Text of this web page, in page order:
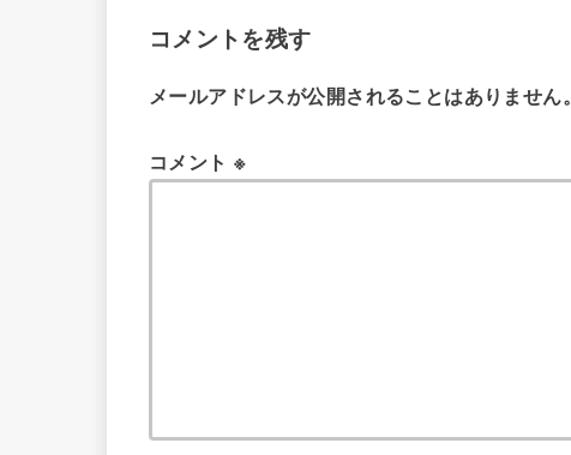
コメントを残す
メールアドレスが公開されることはありません。
コメント※